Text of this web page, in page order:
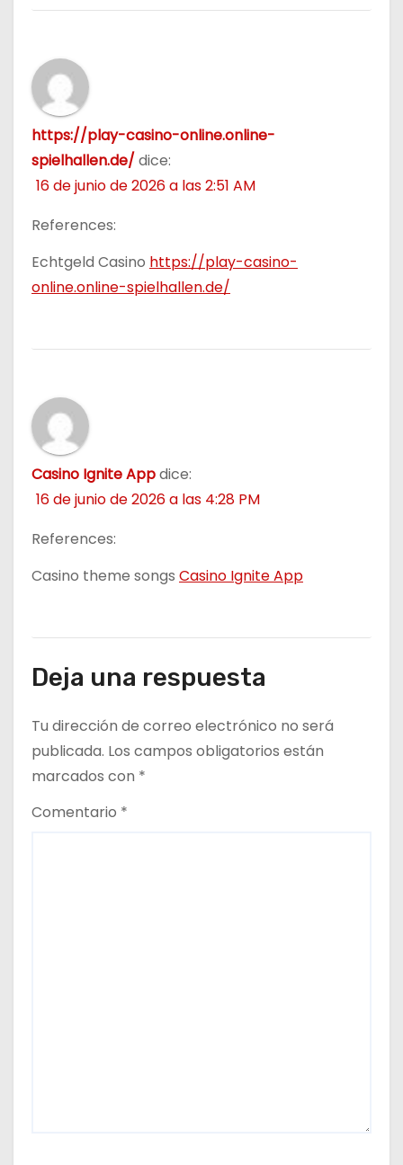
https://play-casino-online.online-
spielhallen.de/ dice:
16 de junio de 2026 a las 2:51 AM
References:
Echtgeld Casino https://play-casino-
online.online-spielhallen.de/
Casino Ignite Appdice:
16 de junio de 2026 a las 4:28 PM
References:
Casino theme songs Casino Ignite App
Deja una respuesta
Tu dirección de correo electrónico no será
publicada. Los campos obligatorios están
marcados con *
Comentario *